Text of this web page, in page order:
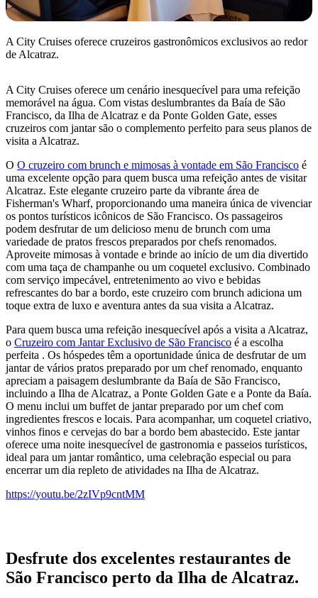
A City Cruises oferece cruzeiros gastronômicos exclusivos ao redor
de Alcatraz.
A City Cruises oferece um cenário inesquecível para uma refeição
memorável na água. Com vistas deslumbrantes da Baía de São
Francisco, da Ilha de Alcatraz e da Ponte Golden Gate, esses
cruzeiros com jantar são o complemento perfeito para seus planos de
visita a Alcatraz.
O O cruzeiro com brunch e mimosas à vontade em São Francisco é
uma excelente opção para quem busca uma refeição antes de visitar
Alcatraz. Este elegante cruzeiro parte da vibrante área de
Fisherman's Wharf, proporcionando uma maneira única de vivenciar
os pontos turísticos icônicos de São Francisco. Os passageiros
podem desfrutar de um delicioso menu de brunch com uma
variedade de pratos frescos preparados por chefs renomados.
Aproveite mimosas à vontade e brinde ao início de um dia divertido
com uma taça de champanhe ou um coquetel exclusivo. Combinado
com serviço impecável, entretenimento ao vivo e bebidas
refrescantes do bar a bordo, este cruzeiro com brunch adiciona um
toque extra de luxo e aventura antes da sua visita a Alcatraz.
Para quem busca uma refeição inesquecível após a visita a Alcatraz,
o Cruzeiro com Jantar Exclusivo de São Francisco é a escolha
perfeita . Os hóspedes têm a oportunidade única de desfrutar de um
jantar de vários pratos preparado por um chef renomado, enquanto
apreciam a paisagem deslumbrante da Baía de São Francisco,
incluindo a Ilha de Alcatraz, a Ponte Golden Gate e a Ponte da Baía.
O menu inclui um buffet de jantar preparado por um chef com
ingredientes frescos e locais. Para acompanhar, um coquetel criativo,
vinhos finos e cervejas do bar a bordo bem abastecido. Este jantar
oferece uma noite inesquecível de gastronomia e passeios turísticos,
ideal para um jantar romântico, uma celebração especial ou para
encerrar um dia repleto de atividades na Ilha de Alcatraz.
https://youtu.be/2zIVp9cntMM
Desfrute dos excelentes restaurantes de
São Francisco perto da Ilha de Alcatraz.